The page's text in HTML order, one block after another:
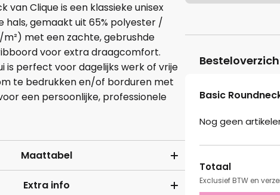
van Clique is een klassieke unisex
hals, gemaakt uit 65% polyester /
m²) met een zachte, gebrushde
voor extra draagcomfort.
is perfect voor dagelijks werk of vrije
te bedrukken en/of borduren met
een persoonlijke, professionele
Maattabel
Extra info
Basic
Nog geen
Totaal
Exclusief BTW en